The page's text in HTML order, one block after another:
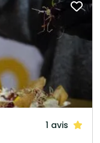
1 avis